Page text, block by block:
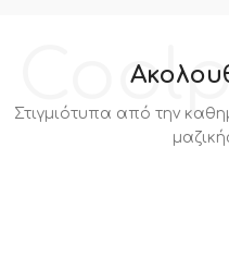
Στιγμιότυπα από την